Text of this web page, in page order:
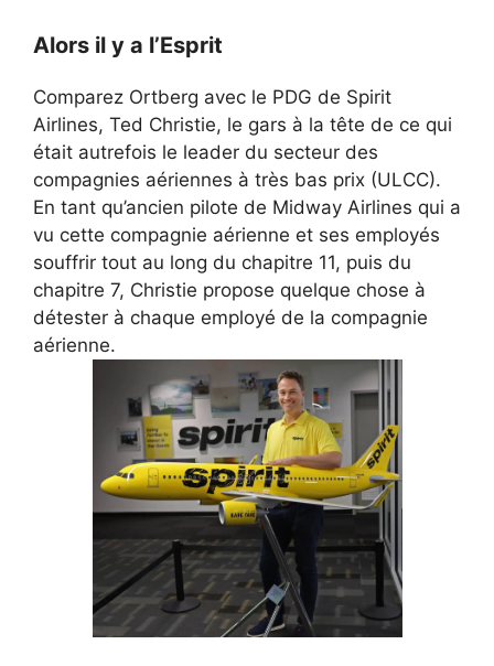
Alors il y a l’Esprit
Comparez Ortberg avec le PDG de Spirit
Airlines, Ted Christie, le gars à la tête de ce qui
était autrefois le leader du secteur des
compagnies aériennes à très bas prix (ULCC).
En tant qu’ancien pilote de Midway Airlines qui a
vu cette compagnie aérienne et ses employés
souffrir tout au long du chapitre 11, puis du
chapitre 7, Christie propose quelque chose à
détester à chaque employé de la compagnie
aérienne.